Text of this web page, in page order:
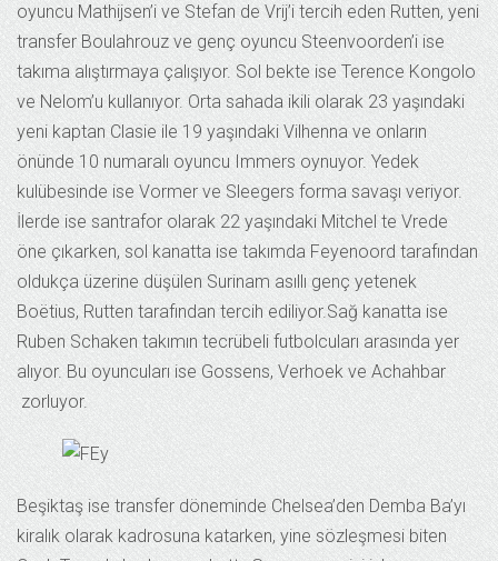
oyuncu Mathijsen’i ve Stefan de Vrij’i tercih eden Rutten, yeni
transfer Boulahrouz ve genç oyuncu Steenvoorden’i ise
takıma alıştırmaya çalışıyor. Sol bekte ise Terence Kongolo
ve Nelom’u kullanıyor. Orta sahada ikili olarak 23 yaşındaki
yeni kaptan Clasie ile 19 yaşındaki Vilhenna ve onların
önünde 10 numaralı oyuncu Immers oynuyor. Yedek
kulübesinde ise Vormer ve Sleegers forma savaşı veriyor.
İlerde ise santrafor olarak 22 yaşındaki Mitchel te Vrede
öne çıkarken, sol kanatta ise takımda Feyenoord tarafından
oldukça üzerine düşülen Surinam asıllı genç yetenek
Boëtius, Rutten tarafından tercih ediliyor.Sağ kanatta ise
Ruben Schaken takımın tecrübeli futbolcuları arasında yer
alıyor. Bu oyuncuları ise Gossens, Verhoek ve Achahbar
zorluyor.
Beşiktaş ise transfer döneminde Chelsea’den Demba Ba’yı
kiralık olarak kadrosuna katarken, yine sözleşmesi biten